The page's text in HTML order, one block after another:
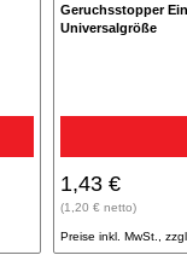
Geruchsstopper
Universalgröße
1,43 €
(1,20 € netto)
Preise inkl. MwSt.,